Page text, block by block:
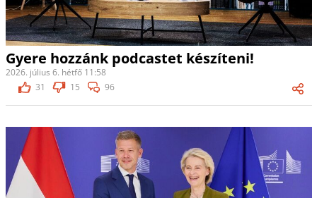
Gyere hozzánk podcastet készíteni!
2026. július 6. hétfő 11:58
31
15 96